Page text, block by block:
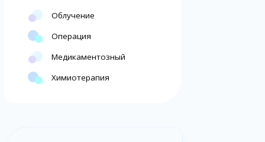
Облучение
Операция
Медикаментозный
Химиотерапия